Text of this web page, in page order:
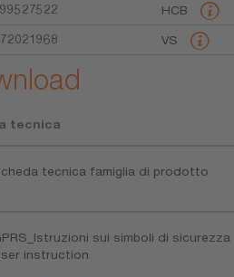
HCB
VS
tecnica
tecnica famiglia di prodotto
sui simboli di sicurezza
instruction